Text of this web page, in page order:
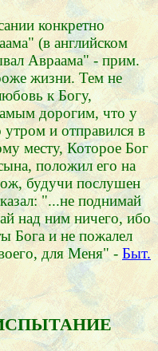
конкретно
(в английском
Авраама" - прим.
жизни. Тем не
к Богу,
дорогим, что у
и отправился в
месту, Которое Бог
положил его на
будучи послушен
"...не поднимай
над ним ничего, ибо
Бога и не пожалел
для Меня" -Быт.